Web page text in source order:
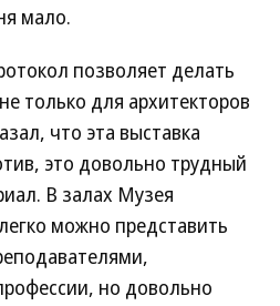
мало.
позволяет делать
только для архитекторов
что эта выставка
это довольно трудный
В залах Музея
можно представить
но довольно